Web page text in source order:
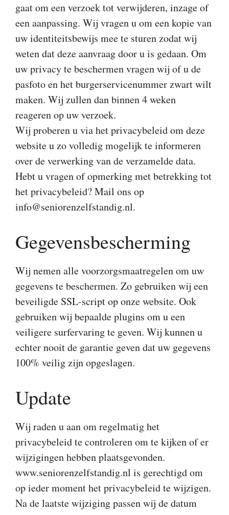
gaat om een verzoek tot verwijderen, inzage of
een aanpassing. Wij vragen u om een kopie van
uw identiteitsbewijs mee te sturen zodat wij
weten dat deze aanvraag door u is gedaan. Om
uw privacy te beschermen vragen wij of u de
pasfoto en het burgerservicenummer zwart wilt
maken. Wij zullen dan binnen 4 weken
reageren op uw verzoek.
Wij proberen u via het privacybeleid om deze
website u zo volledig mogelijk te informeren
over de verwerking van de verzamelde data.
Hebt u vragen of opmerking met betrekking tot
het privacybeleid? Mail ons op
info@seniorenzelfstandig.nl.
Gegevensbescherming
Wij nemen alle voorzorgsmaatregelen om uw
gegevens te beschermen. Zo gebruiken wij een
beveiligde SSL-script op onze website. Ook
gebruiken wij bepaalde plugins om u een
veiligere surfervaring te geven. Wij kunnen u
echter nooit de garantie geven dat uw gegevens
100% veilig zijn opgeslagen.
Update
Wij raden u aan om regelmatig het
privacybeleid te controleren om te kijken of er
wijzigingen hebben plaatsgevonden.
www.seniorenzelfstandig.nl is gerechtigd om
op ieder moment het privacybeleid te wijzigen.
Na de laatste wijziging passen wij de datum